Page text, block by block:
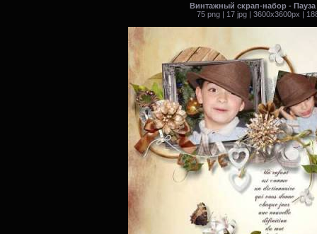
Винтажный скрап-набор -
75 png | 17 jpg | 3600x3600px |